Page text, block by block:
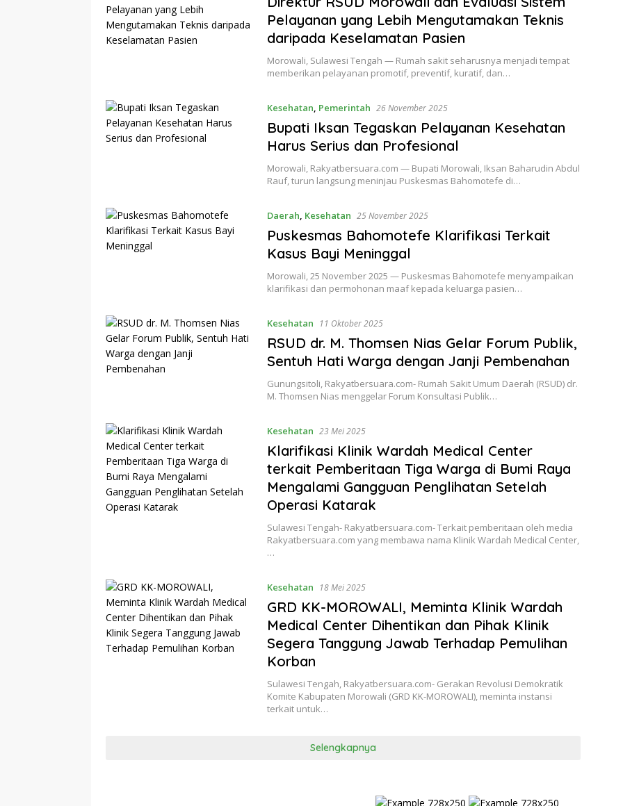
Pelayanan yang Lebih Mengutamakan Teknis
daripada Keselamatan Pasien
Morowali, Sulawesi Tengah — Rumah sakit seharusnya menjadi tempat
memberikan pelayanan promotif, preventif, kuratif, dan…
Kesehatan, Pemerintah 26 November 2025
Bupati Iksan Tegaskan Pelayanan Kesehatan
Harus Serius dan Profesional
Morowali, Rakyatbersuara.com — Bupati Morowali, Iksan Baharudin Abdul
Rauf, turun langsung meninjau Puskesmas Bahomotefe di…
Daerah, Kesehatan 25 November 2025
Puskesmas Bahomotefe Klarifikasi Terkait
Kasus Bayi Meninggal
Morowali, 25 November 2025 — Puskesmas Bahomotefe menyampaikan
klarifikasi dan permohonan maaf kepada keluarga pasien…
Kesehatan 11 Oktober 2025
RSUD dr. M. Thomsen Nias Gelar Forum Publik,
Sentuh Hati Warga dengan Janji Pembenahan
Gunungsitoli, Rakyatbersuara.com- Rumah Sakit Umum Daerah (RSUD) dr.
M. Thomsen Nias menggelar Forum Konsultasi Publik…
Kesehatan 23 Mei 2025
Klarifikasi Klinik Wardah Medical Center
terkait Pemberitaan Tiga Warga di Bumi Raya
Mengalami Gangguan Penglihatan Setelah
Operasi Katarak
Sulawesi Tengah- Rakyatbersuara.com- Terkait pemberitaan oleh media
Rakyatbersuara.com yang membawa nama Klinik Wardah Medical Center,
…
Kesehatan 18 Mei 2025
GRD KK-MOROWALI, Meminta Klinik Wardah
Medical Center Dihentikan dan Pihak Klinik
Segera Tanggung Jawab Terhadap Pemulihan
Korban
Sulawesi Tengah, Rakyatbersuara.com- Gerakan Revolusi Demokratik
Komite Kabupaten Morowali (GRD KK-MOROWALI), meminta instansi
terkait untuk…
Selengkapnya